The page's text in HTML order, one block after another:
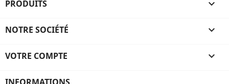
PRODUITS 
NOTRE SOCIÉTÉ 
VOTRE COMPTE 